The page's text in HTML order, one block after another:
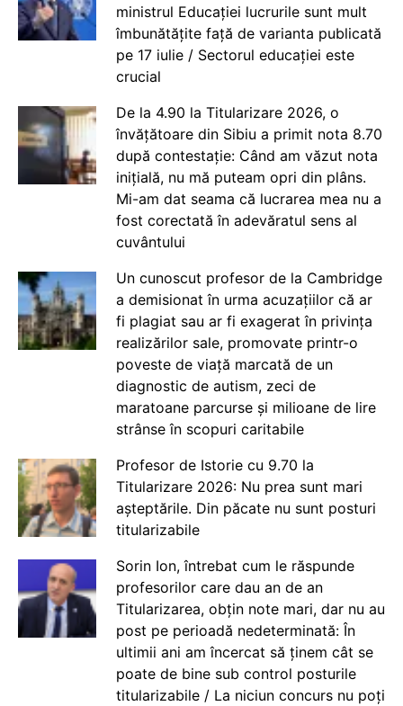
ministrul Educației lucrurile sunt mult
îmbunătățite față de varianta publicată
pe 17 iulie / Sectorul educației este
crucial
De la 4.90 la Titularizare 2026, o
învățătoare din Sibiu a primit nota 8.70
după contestație: Când am văzut nota
inițială, nu mă puteam opri din plâns.
Mi-am dat seama că lucrarea mea nu a
fost corectată în adevăratul sens al
cuvântului
Un cunoscut profesor de la Cambridge
a demisionat în urma acuzațiilor că ar
fi plagiat sau ar fi exagerat în privința
realizărilor sale, promovate printr-o
poveste de viață marcată de un
diagnostic de autism, zeci de
maratoane parcurse și milioane de lire
strânse în scopuri caritabile
Profesor de Istorie cu 9.70 la
Titularizare 2026: Nu prea sunt mari
așteptările. Din păcate nu sunt posturi
titularizabile
Sorin Ion, întrebat cum le răspunde
profesorilor care dau an de an
Titularizarea, obțin note mari, dar nu au
post pe perioadă nedeterminată: În
ultimii ani am încercat să ținem cât se
poate de bine sub control posturile
titularizabile / La niciun concurs nu poți